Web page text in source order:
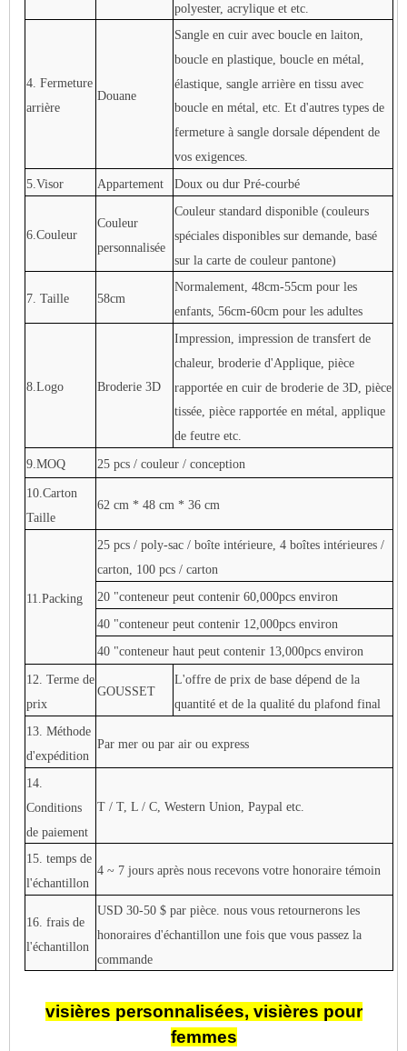
polyester, acrylique et etc.
4. Fermeture
arrière
Douane
Sangle en cuir avec boucle en laiton,
boucle en plastique, boucle en métal,
élastique, sangle arrière en tissu avec
boucle en métal, etc. Et d'autres types de
fermeture à sangle dorsale dépendent de
vos exigences.
5.Visor Appartement Doux ou dur Pré-courbé
6.Couleur
Couleur
personnalisée
Couleur standard disponible (couleurs
spéciales disponibles sur demande, basé
sur la carte de couleur pantone)
7. Taille 58cm
Normalement, 48cm-55cm pour les
enfants, 56cm-60cm pour les adultes
8.Logo Broderie 3D
Impression, impression de transfert de
chaleur, broderie d'Applique, pièce
rapportée en cuir de broderie de 3D, pièce
tissée, pièce rapportée en métal, applique
de feutre etc.
9.MOQ 25 pcs / couleur / conception
10.Carton
Taille
62 cm * 48 cm * 36 cm
11.Packing
25 pcs / poly-sac / boîte intérieure, 4 boîtes intérieures /
carton, 100 pcs / carton
20 "conteneur peut contenir 60,000pcs environ
40 "conteneur peut contenir 12,000pcs environ
40 "conteneur haut peut contenir 13,000pcs environ
12. Terme de
prix
GOUSSET
L'offre de prix de base dépend de la
quantité et de la qualité du plafond final
13. Méthode
d'expédition
Par mer ou par air ou express
14.
Conditions
de paiement
T / T, L / C, Western Union, Paypal etc.
15. temps de
l'échantillon
4 ~ 7 jours après nous recevons votre honoraire témoin
16. frais de
l'échantillon
USD 30-50 $ par pièce. nous vous retournerons les
honoraires d'échantillon une fois que vous passez la
commande
visières personnalisées, visières pour
femmes